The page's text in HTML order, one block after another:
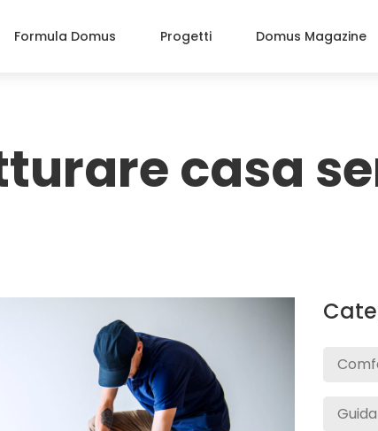
Formula Domus Progetti Domus Magazine
casa